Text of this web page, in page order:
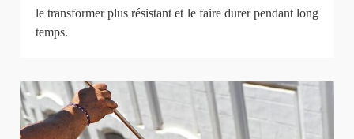
le transformer plus résistant et le faire durer pendant long
temps.